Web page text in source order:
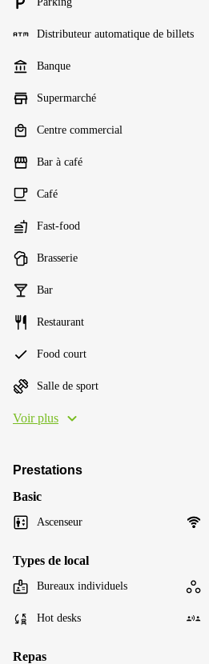
Distributeur automatique de billets
Banque
Supermarché
Centre commercial
Bar à café
Café
Fast-food
Brasserie
Bar
Restaurant
Food court
Salle de sport
Voir plus
Prestations
Basic
Ascenseur
Types de local
Bureaux individuels
Hot desks
Repas